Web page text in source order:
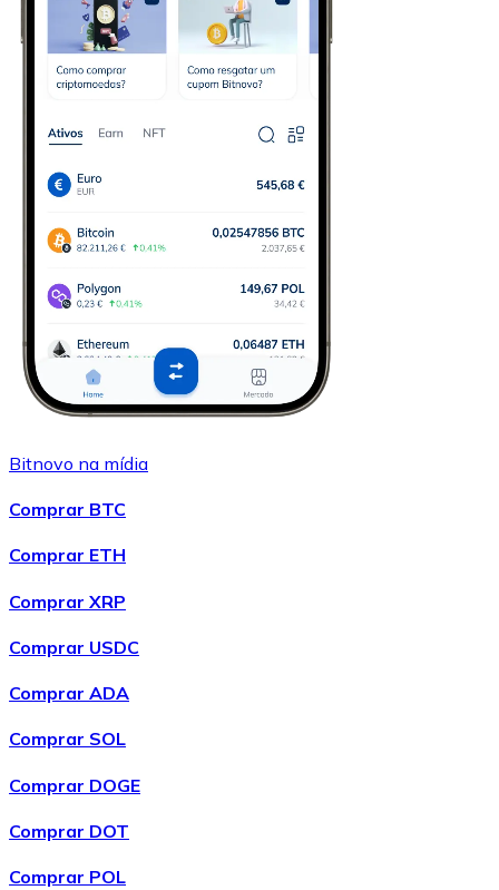
Bitnovo na mídia
Comprar BTC
Comprar ETH
Comprar XRP
Comprar USDC
Comprar ADA
Comprar SOL
Comprar DOGE
Comprar DOT
Comprar POL